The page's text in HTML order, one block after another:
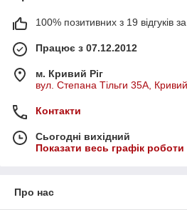
100% позитивних з 19 відгуків за
Працює з 07.12.2012
м. Кривий Ріг
вул. Степана Тільги 35А, Кривий
Контакти
Сьогодні вихідний
Показати весь графік роботи
Про нас